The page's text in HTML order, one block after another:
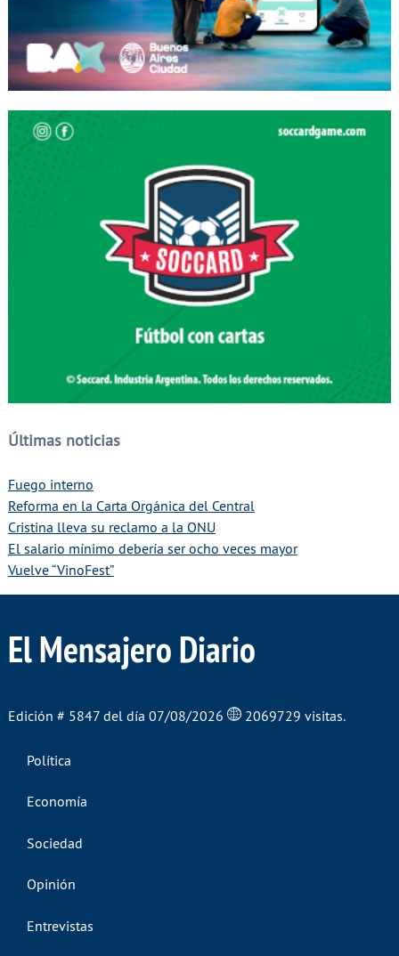
Últimas noticias
Fuego interno
Reforma en la Carta Orgánica del Central
Cristina lleva su reclamo a la ONU
El salario mínimo debería ser ocho veces mayor
Vuelve “VinoFest”
El Mensajero Diario
Edición # 5847 del día 07/08/2026 2069729 visitas.
Política
Economía
Sociedad
Opinión
Entrevistas